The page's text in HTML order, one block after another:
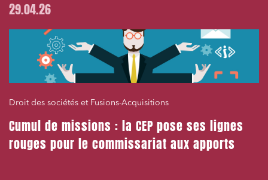
29.04.26
Droit des sociétés et Fusions-Acquisitions
Cumul de missions : la CEP pose ses lignes
rouges pour le commissariat aux apports